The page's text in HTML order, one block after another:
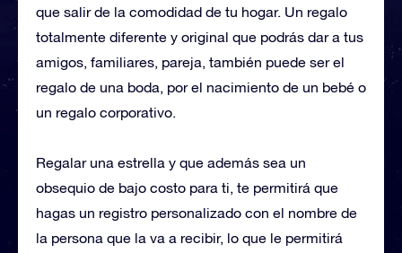
que salir de la comodidad de tu hogar. Un regalo
totalmente diferente y original que podrás dar a tus
amigos, familiares, pareja, también puede ser el
regalo de una boda, por el nacimiento de un bebé o
un regalo corporativo.
Regalar una estrella y que además sea un
obsequio de bajo costo para ti, te permitirá que
hagas un registro personalizado con el nombre de
la persona que la va a recibir, lo que le permitirá